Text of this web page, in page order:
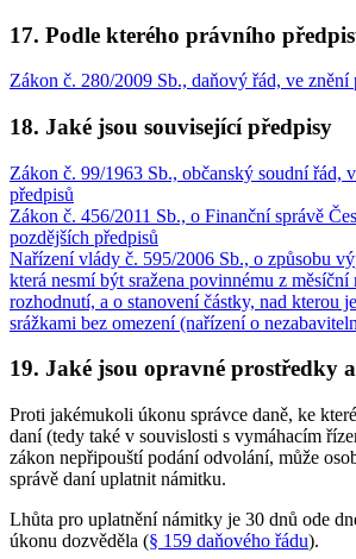
17. Podle kterého právního
Zákon č. 280/2009 Sb., daňový řád, ve znění
18. Jaké jsou související předpisy
Zákon č. 99/1963 Sb., občanský soudní řád,
předpisů
Zákon č. 456/2011 Sb., o Finanční správě
pozdějších předpisů
Nařízení vlády č. 595/2006 Sb., o způsobu
která nesmí být sražena povinnému z
rozhodnutí, a o stanovení částky, nad kterou
srážkami bez omezení (nařízení o
19. Jaké jsou opravné prostředky
Proti jakémukoli úkonu správce daně, ke
daní (tedy také v souvislosti s vymáhacím
zákon nepřipouští podání odvolání, může
správě daní uplatnit námitku.
Lhůta pro uplatnění námitky je 30 dnů ode
úkonu dozvěděla (§ 159 daňového řádu).